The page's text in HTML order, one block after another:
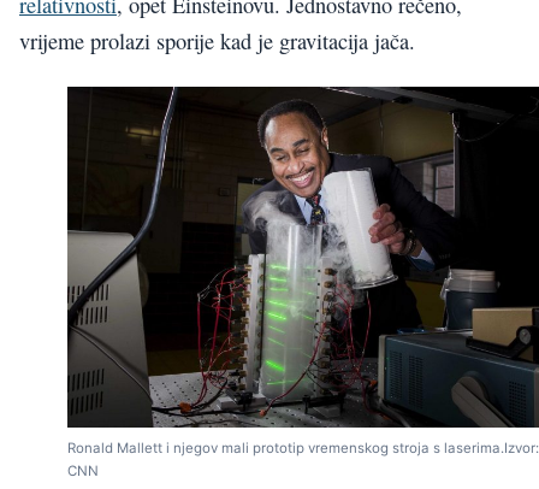
vrijeme prolazi sporije kad je gravitacija jača.
Ronald Mallett i njegov mali prototip vremenskog stroja s laserima.Izvor:
CNN